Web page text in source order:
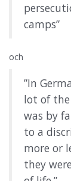
camps”
och
”In
lot of
was by
to a
more or
they